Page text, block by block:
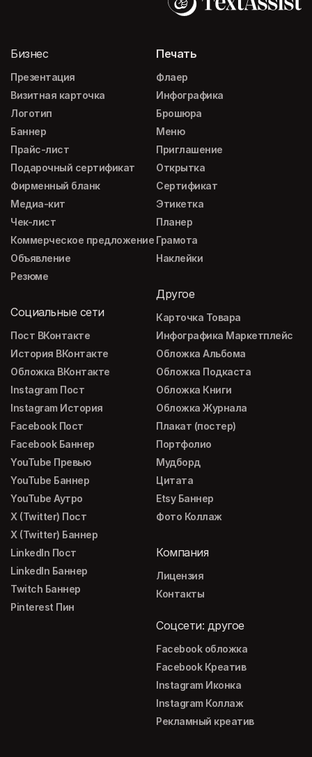
Бизнес
Презентация
Визитная карточка
Логотип
Баннер
Прайс-лист
Подарочный сертификат
Фирменный бланк
Медиа-кит
Чек-лист
Коммерческое предложение
Объявление
Резюме
Социальные сети
Пост ВКонтакте
История ВКонтакте
Обложка ВКонтакте
Instagram Пост
Instagram История
Facebook Пост
Facebook Баннер
YouTube Превью
YouTube Баннер
YouTube Аутро
X (Twitter) Пост
X (Twitter) Баннер
LinkedIn Пост
LinkedIn Баннер
Twitch Баннер
Pinterest Пин
Печать
Флаер
Инфографика
Брошюра
Меню
Приглашение
Открытка
Сертификат
Этикетка
Планер
Грамота
Наклейки
Другое
Карточка Товара
Инфографика Маркетплейс
Обложка Альбома
Обложка Подкаста
Обложка Книги
Обложка Журнала
Плакат (постер)
Портфолио
Мудборд
Цитата
Etsy Баннер
Фото Коллаж
Компания
Лицензия
Контакты
Соцсети: другое
Facebook обложка
Facebook Креатив
Instagram Иконка
Instagram Коллаж
Рекламный креатив